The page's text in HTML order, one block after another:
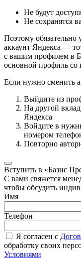
Не будут
Не сохранятся
Поэтому
аккаунт Яндекса —
с вашим профилем в
основной профиль
Если нужно сменить
Выйдите из
На другой
Яндекса
Войдите в
номером
Повторно
Вступить в «Базис
С вами свяжется
чтобы обсудить
Имя
Телефон
Я согласен с
обработку своих
Условиями